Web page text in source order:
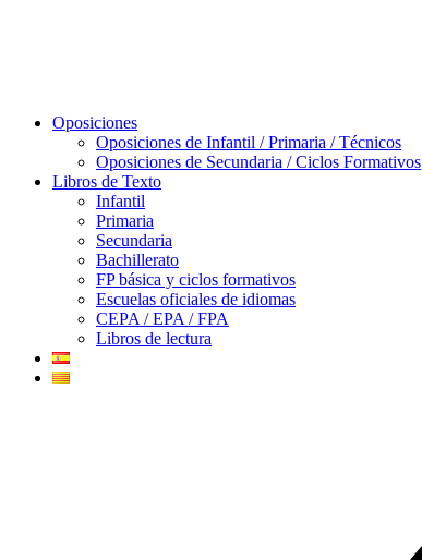
Oposiciones
Oposiciones de Infantil / Primaria / Técnicos
Oposiciones de Secundaria / Ciclos Formativos
Libros de Texto
Infantil
Primaria
Secundaria
Bachillerato
FP básica y ciclos formativos
Escuelas oficiales de idiomas
CEPA / EPA / FPA
Libros de lectura